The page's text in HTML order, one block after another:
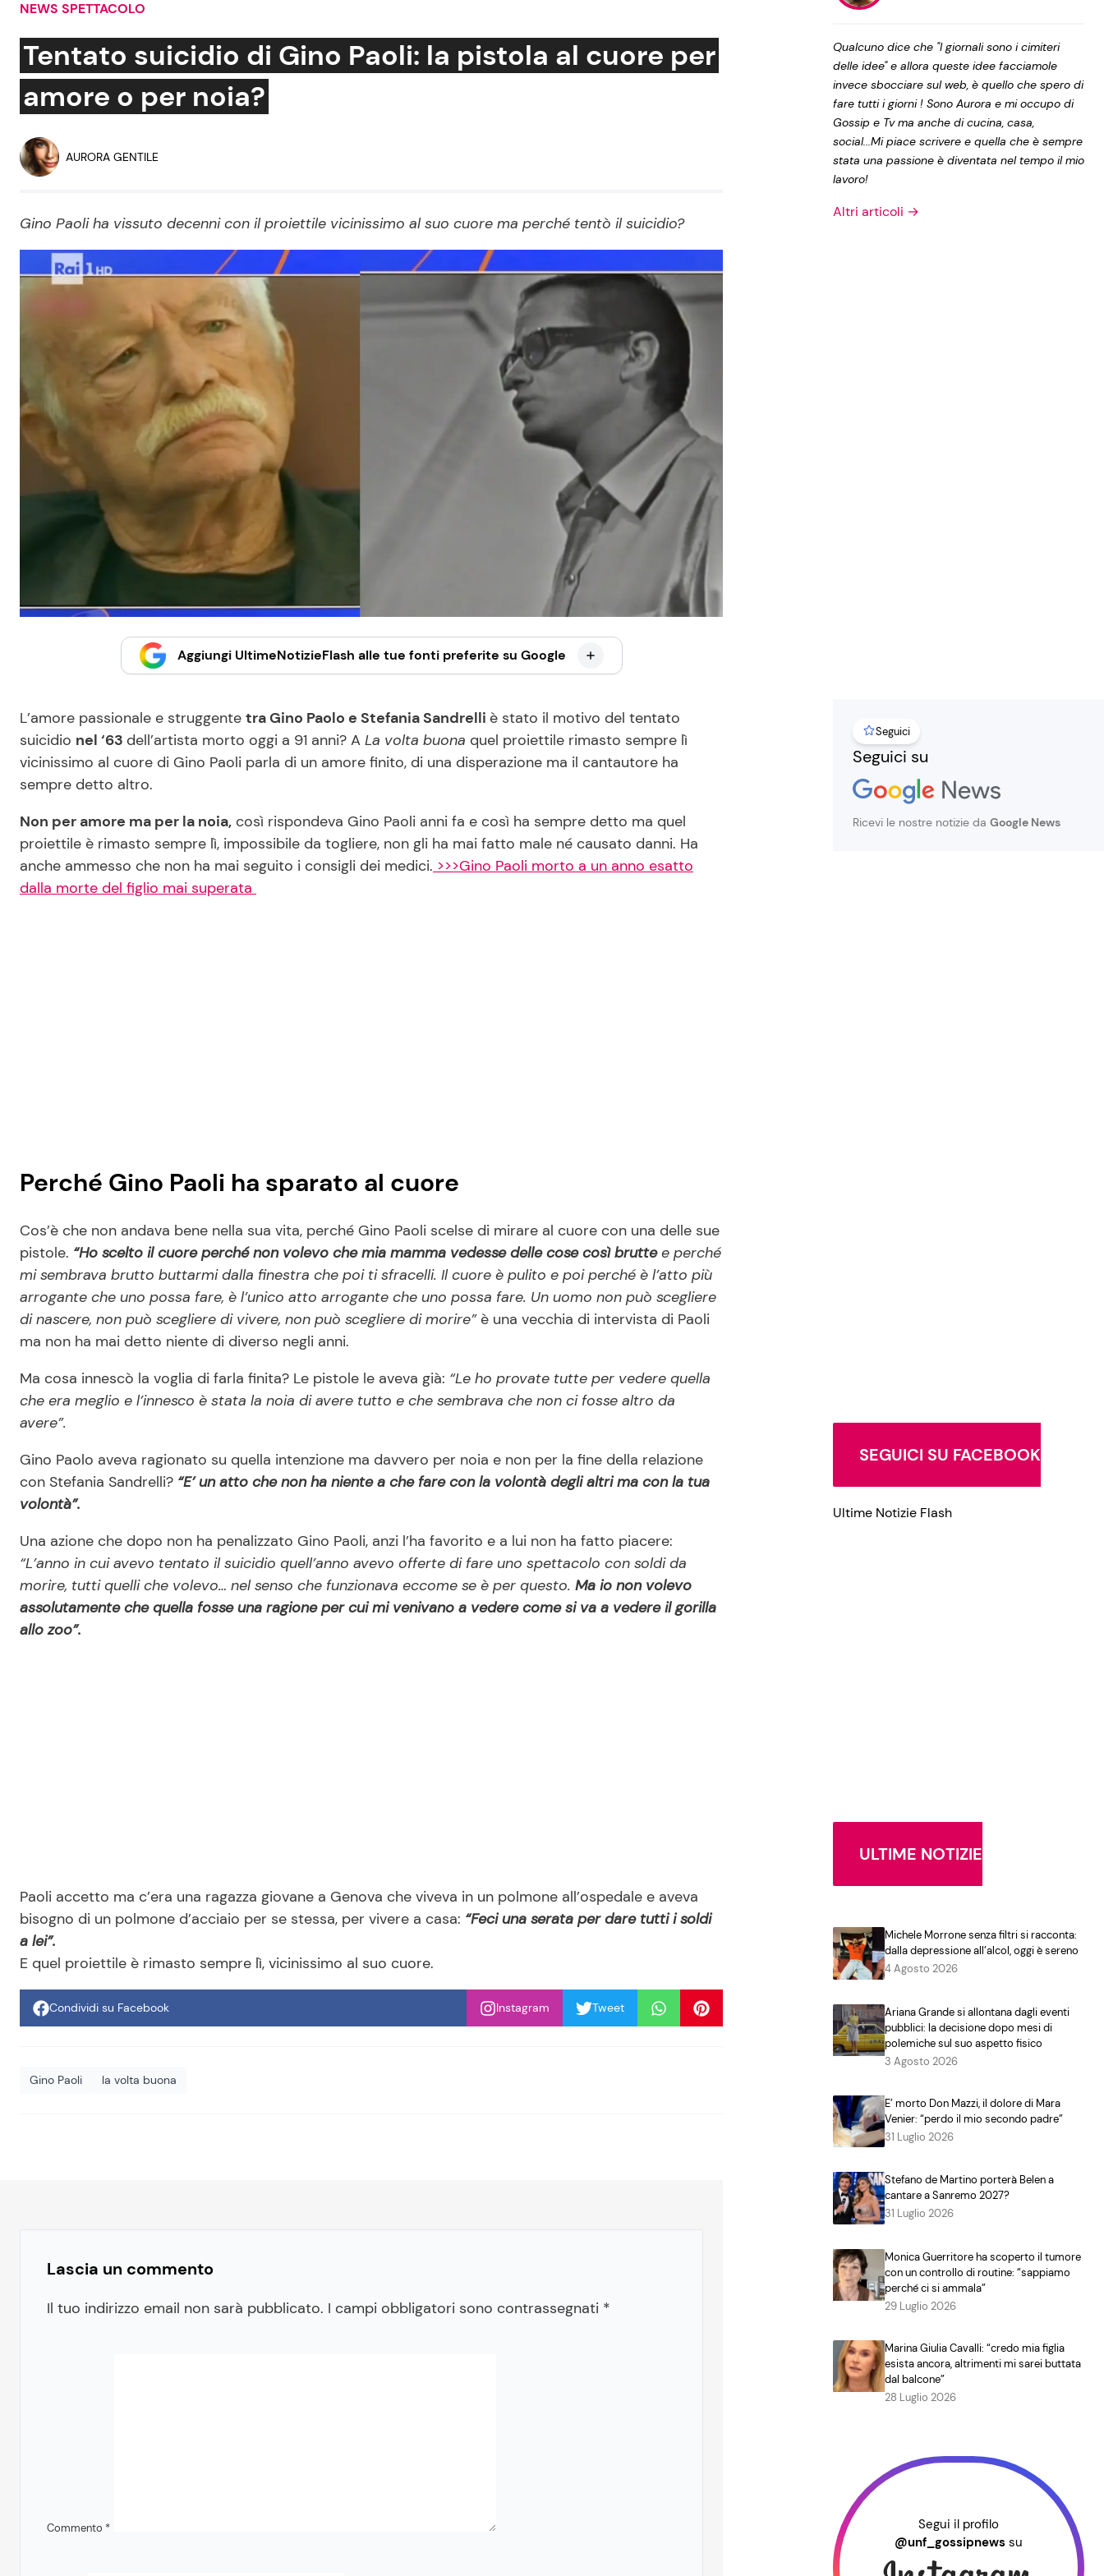
Social News
News dal mondo
Benessere
Mondo Mamma
Salute
Viaggi e Turismo
Festività
Le Ricette in TV
Ricette Facili e Veloci
Ricette Feste
Ricette per Bambini
Privacy Policy
NEWS SPETTACOLO
Tentato suicidio di Gino Paoli: la pistola al cuore per
amore o per noia?
AURORA GENTILE
Gino Paoli ha vissuto decenni con il proiettile vicinissimo al suo cuore ma perché tentò il suicidio?
Aggiungi UltimeNotizieFlash alle tue fonti preferite su Google
L’amore passionale e struggente tra Gino Paolo e Stefania Sandrelli è stato il motivo del tentato
suicidio nel ‘63 dell’artista morto oggi a 91 anni? A La volta buona quel proiettile rimasto sempre lì
vicinissimo al cuore di Gino Paoli parla di un amore finito, di una disperazione ma il cantautore ha
sempre detto altro.
Non per amore ma per la noia, così rispondeva Gino Paoli anni fa e così ha sempre detto ma quel
proiettile è rimasto sempre lì, impossibile da togliere, non gli ha mai fatto male né causato danni. Ha
anche ammesso che non ha mai seguito i consigli dei medici. >>>Gino Paoli morto a un anno esatto
dalla morte del figlio mai superata
Perché Gino Paoli ha sparato al cuore
Cos’è che non andava bene nella sua vita, perché Gino Paoli scelse di mirare al cuore con una delle sue
pistole. “Ho scelto il cuore perché non volevo che mia mamma vedesse delle cose così bruttee perché
mi sembrava brutto buttarmi dalla finestra che poi ti sfracelli. Il cuore è pulito e poi perché è l’atto più
arrogante che uno possa fare, è l’unico atto arrogante che uno possa fare. Un uomo non può scegliere
di nascere, non può scegliere di vivere, non può scegliere di morire”è una vecchia di intervista di Paoli
ma non ha mai detto niente di diverso negli anni.
Ma cosa innescò la voglia di farla finita? Le pistole le aveva già: “Le ho provate tutte per vedere quella
che era meglio e l’innesco è stata la noia di avere tutto e che sembrava che non ci fosse altro da
avere”.
Gino Paolo aveva ragionato su quella intenzione ma davvero per noia e non per la fine della relazione
con Stefania Sandrelli? “E’ un atto che non ha niente a che fare con la volontà degli altri ma con la tua
volontà”.
Una azione che dopo non ha penalizzato Gino Paoli, anzi l’ha favorito e a lui non ha fatto piacere:
“L’anno in cui avevo tentato il suicidio quell’anno avevo offerte di fare uno spettacolo con soldi da
morire, tutti quelli che volevo… nel senso che funzionava eccome se è per questo. Ma io non volevo
assolutamente che quella fosse una ragione per cui mi venivano a vedere come si va a vedere il gorilla
allo zoo”.
Paoli accetto ma c’era una ragazza giovane a Genova che viveva in un polmone all’ospedale e aveva
bisogno di un polmone d’acciaio per se stessa, per vivere a casa: “Feci una serata per dare tutti i soldi
a lei”.
E quel proiettile è rimasto sempre lì, vicinissimo al suo cuore.
Condividi su Facebook Instagram Tweet
Gino Paoli la volta buona
Lascia un commento
Il tuo indirizzo email non sarà pubblicato. I campi obbligatori sono contrassegnati *
Commento *
Qualcuno dice che "I giornali sono i cimiteri
delle idee" e allora queste idee facciamole
invece sbocciare sul web, è quello che spero di
fare tutti i giorni ! Sono Aurora e mi occupo di
Gossip e Tv ma anche di cucina, casa,
social...Mi piace scrivere e quella che è sempre
stata una passione è diventata nel tempo il mio
lavoro!
Altri articoli →
Seguici
Seguici su
Ricevi le nostre notizie da Google News
SEGUICI SU FACEBOOK
Ultime Notizie Flash
ULTIME NOTIZIE
Michele Morrone senza filtri si racconta:
dalla depressione all’alcol, oggi è sereno
4 Agosto 2026
Ariana Grande si allontana dagli eventi
pubblici: la decisione dopo mesi di
polemiche sul suo aspetto fisico
3 Agosto 2026
E’ morto Don Mazzi, il dolore di Mara
Venier: “perdo il mio secondo padre”
31 Luglio 2026
Stefano de Martino porterà Belen a
cantare a Sanremo 2027?
31 Luglio 2026
Monica Guerritore ha scoperto il tumore
con un controllo di routine: “sappiamo
perché ci si ammala”
29 Luglio 2026
Marina Giulia Cavalli: “credo mia figlia
esista ancora, altrimenti mi sarei buttata
dal balcone”
28 Luglio 2026
Segui il profilo
@unf_gossipnews su